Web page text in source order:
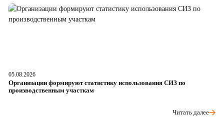
05.08.2026
Организации формируют статистику использования СИЗ по
производственным участкам
Читать далее